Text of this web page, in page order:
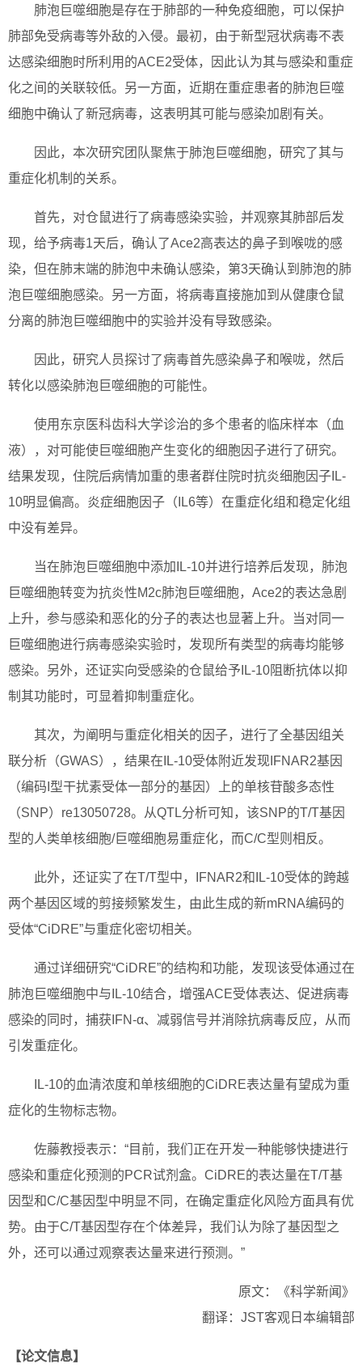
肺泡巨噬细胞是存在于肺部的一种免疫细胞，可以保护
肺部免受病毒等外敌的入侵。最初，由于新型冠状病毒不表
达感染细胞时所利用的ACE2受体，因此认为其与感染和重症
化之间的关联较低。另一方面，近期在重症患者的肺泡巨噬
细胞中确认了新冠病毒，这表明其可能与感染加剧有关。
因此，本次研究团队聚焦于肺泡巨噬细胞，研究了其与
重症化机制的关系。
首先，对仓鼠进行了病毒感染实验，并观察其肺部后发
现，给予病毒1天后，确认了Ace2高表达的鼻子到喉咙的感
染，但在肺末端的肺泡中未确认感染，第3天确认到肺泡的肺
泡巨噬细胞感染。另一方面，将病毒直接施加到从健康仓鼠
分离的肺泡巨噬细胞中的实验并没有导致感染。
因此，研究人员探讨了病毒首先感染鼻子和喉咙，然后
转化以感染肺泡巨噬细胞的可能性。
使用东京医科齿科大学诊治的多个患者的临床样本（血
液），对可能使巨噬细胞产生变化的细胞因子进行了研究。
结果发现，住院后病情加重的患者群住院时抗炎细胞因子IL-
10明显偏高。炎症细胞因子（IL6等）在重症化组和稳定化组
中没有差异。
当在肺泡巨噬细胞中添加IL-10并进行培养后发现，肺泡
巨噬细胞转变为抗炎性M2c肺泡巨噬细胞，Ace2的表达急剧
上升，参与感染和恶化的分子的表达也显著上升。当对同一
巨噬细胞进行病毒感染实验时，发现所有类型的病毒均能够
感染。另外，还证实向受感染的仓鼠给予IL-10阻断抗体以抑
制其功能时，可显着抑制重症化。
其次，为阐明与重症化相关的因子，进行了全基因组关
联分析（GWAS），结果在IL-10受体附近发现IFNAR2基因
（编码I型干扰素受体一部分的基因）上的单核苷酸多态性
（SNP）re13050728。从QTL分析可知，该SNP的T/T基因
型的人类单核细胞/巨噬细胞易重症化，而C/C型则相反。
此外，还证实了在T/T型中，IFNAR2和IL-10受体的跨越
两个基因区域的剪接频繁发生，由此生成的新mRNA编码的
受体“CiDRE”与重症化密切相关。
通过详细研究“CiDRE”的结构和功能，发现该受体通过在
肺泡巨噬细胞中与IL-10结合，增强ACE受体表达、促进病毒
感染的同时，捕获IFN-α、减弱信号并消除抗病毒反应，从而
引发重症化。
IL-10的血清浓度和单核细胞的CiDRE表达量有望成为重
症化的生物标志物。
佐藤教授表示：“目前，我们正在开发一种能够快捷进行
感染和重症化预测的PCR试剂盒。CiDRE的表达量在T/T基
因型和C/C基因型中明显不同，在确定重症化风险方面具有优
势。由于C/T基因型存在个体差异，我们认为除了基因型之
外，还可以通过观察表达量来进行预测。”
原文：《科学新闻》
翻译：JST客观日本编辑部
【论文信息】